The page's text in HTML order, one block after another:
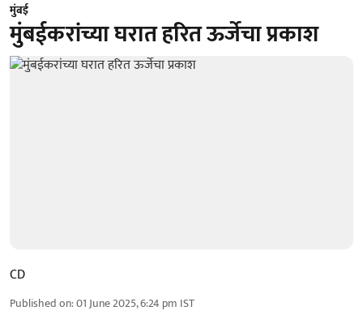
मुंबई
मुंबईकरांच्या घरात हरित ऊर्जेचा प्रकाश
CD
Published on:01 June 2025, 6:24 pm IST